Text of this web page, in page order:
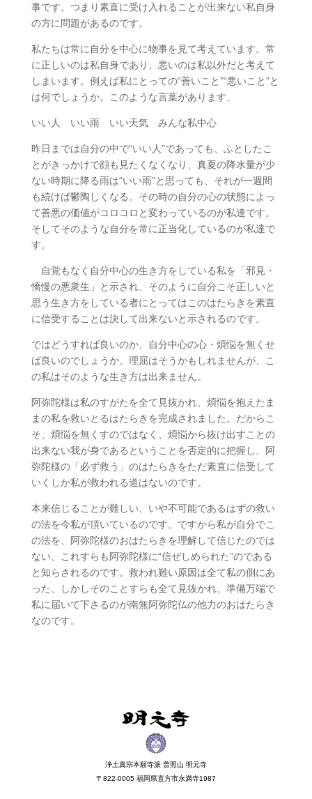
事です。つまり素直に受け入れることが出来ない私自身
の方に問題があるのです。
私たちは常に自分を中心に物事を見て考えています。常
に正しいのは私自身であり、悪いのは私以外だと考えて
しまいます。例えば私にとっての“善いこと”“悪いこと”と
は何でしょうか。このような言葉があります、
いい人 いい雨 いい天気 みんな私中心
昨日までは自分の中で“いい人”であっても、ふとしたこ
とがきっかけで顔も見たくなくなり、真夏の降水量が少
ない時期に降る雨は“いい雨”と思っても、それが一週間
も続けば鬱陶しくなる。その時の自分の心の状態によっ
て善悪の価値がコロコロと変わっているのが私達です。
そしてそのような自分を常に正当化しているのが私達で
す。
自覚もなく自分中心の生き方をしている私を「邪見・
憍慢の悪衆生」と示され、そのように自分こそ正しいと
思う生き方をしている者にとってはこのはたらきを素直
に信受することは決して出来ないと示されるのです。
ではどうすれば良いのか、自分中心の心・煩悩を無くせ
ば良いのでしょうか。理屈はそうかもしれませんが、こ
の私はそのような生き方は出来ません。
阿弥陀様は私のすがたを全て見抜かれ、煩悩を抱えたま
まの私を救いとるはたらきを完成されました。だからこ
そ、煩悩を無くすのではなく、煩悩から抜け出すことの
出来ない我が身であるということを否定的に把握し、阿
弥陀様の「必ず救う」のはたらきをただ素直に信受して
いくしか私が救われる道はないのです。
本来信じることが難しい、いや不可能であるはずの救い
の法を今私が頂いているのです。ですから私が自分でこ
の法を、阿弥陀様のおはたらきを理解して信じたのでは
ない、これすらも阿弥陀様に“信ぜしめられた”のである
と知らされるのです。救われ難い原因は全て私の側にあ
った、しかしそのことすらも全て見抜かれ、準備万端で
私に届いて下さるのが南無阿弥陀仏の他力のおはたらき
なのです。
浄土真宗本願寺派 普照山 明元寺
〒822-0005 福岡県直方市永満寺1987